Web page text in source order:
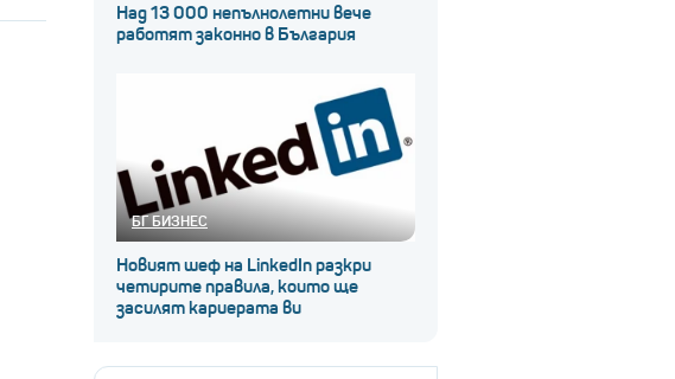
Над 13 000 непълнолетни вече
работят законно в България
БГ БИЗНЕС
Новият шеф на LinkedIn разкри
четирите правила, които ще
засилят кариерата ви